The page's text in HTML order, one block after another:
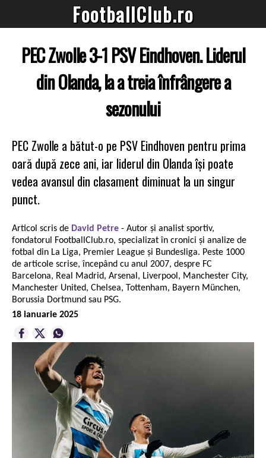
FootballClub.ro
PEC Zwolle 3-1 PSV Eindhoven. Liderul
din Olanda, la a treia înfrângere a
sezonului
PEC Zwolle a bătut-o pe PSV Eindhoven pentru prima
oară după zece ani, iar liderul din Olanda își poate
vedea avansul din clasament diminuat la un singur
punct.
Articol scris de David Petre - Autor și analist sportiv,
fondatorul FootballClub.ro, specializat în cronici și analize de
fotbal din La Liga, Premier League și Bundesliga. Peste 1000
de articole scrise, începând cu anul 2007, despre FC
Barcelona, Real Madrid, Arsenal, Liverpool, Manchester City,
Manchester United, Chelsea, Tottenham, Bayern München,
Borussia Dortmund sau PSG.
18 ianuarie 2025